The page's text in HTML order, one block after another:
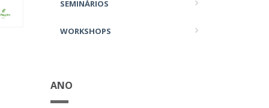
SEMINÁRIOS
WORKSHOPS
ANO